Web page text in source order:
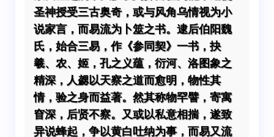
圣神授受三古奥奇，或与风角乌情视为小
说家言，而易流为卜筮之书。逮后伯阳魏
氏，始合三易，作《参同契》一书，抉
羲、农、姬，孔之义蕴，衍河、洛图象之
精深，人勰以天察之道而愈明，物性其
情，验之身而益著。然其称物罕譬，寄寓
窅深，后贤不察。又或以私意相揣，遂致
异说蜂起，争以黄白吐纳为事，而易又流